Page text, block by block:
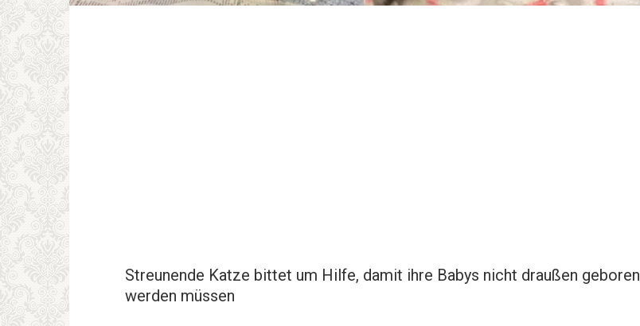
Streunende Katze bittet um Hilfe, damit ihre Babys nicht draußen geboren
werden müssen